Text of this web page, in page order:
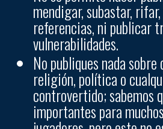
mendigar, subastar,
referencias, ni publicar
vulnerabilidades.
No publiques nada
religión, política o
controvertido; sabemos
importantes para